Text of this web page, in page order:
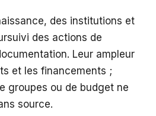
des institutions et
des actions de
Leur ampleur
et les financements ;
groupes ou de budget ne
source.